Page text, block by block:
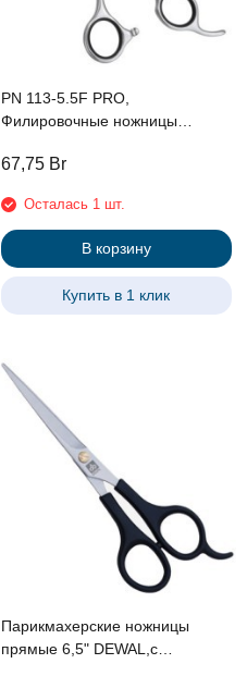
PN 113-5.5F PRO,
Филировочные ножницы
эргономичные
67,75 Br
Осталась 1 шт.
В корзину
Купить в 1 клик
Парикмахерские ножницы
прямые 6,5" DEWAL,с